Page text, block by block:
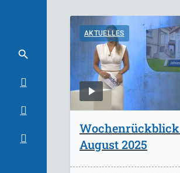
AKTUELLES
Wochenrückblick
August 2025